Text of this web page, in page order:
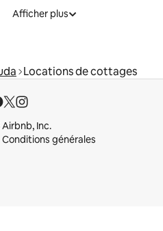
Afficher plus
Locations de cottages
Inc.
Conditions générales